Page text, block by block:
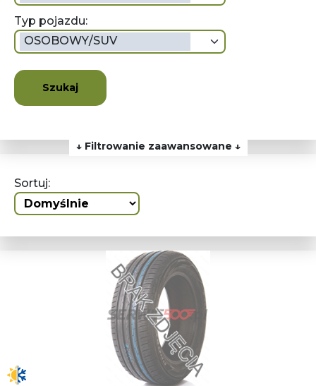
Typ pojazdu:
OSOBOWY/SUV
Szukaj
↓ Filtrowanie zaawansowane ↓
Sortuj: